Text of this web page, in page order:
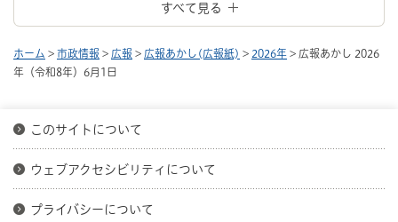
すべて見る
ホーム > 市政情報 > 広報 > 広報あかし(広報紙) > 2026年 > 広報あかし 2026
年（令和8年）6月1日
このサイトについて
ウェブアクセシビリティについて
プライバシーについて